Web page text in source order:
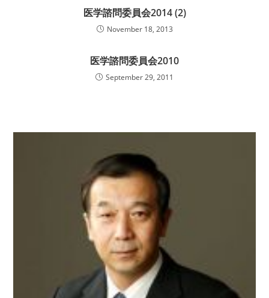
医学諮問委員会2014 (2)
November 18, 2013
医学諮問委員会2010
September 29, 2011